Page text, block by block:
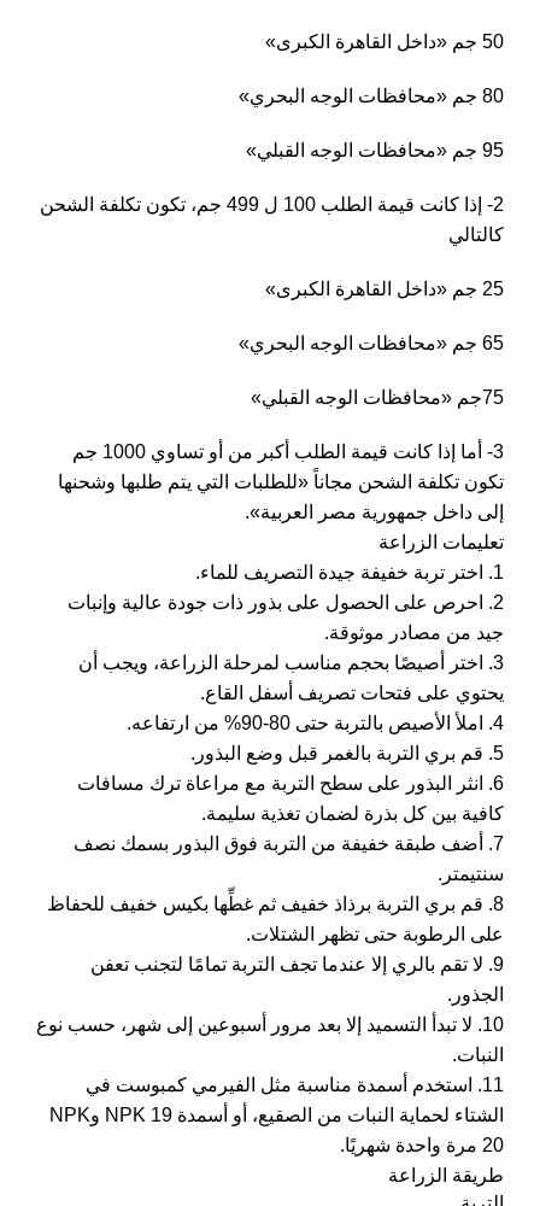
50 جم «داخل القاهرة الكبرى»
80 جم «محافظات الوجه البحري»
95 جم «محافظات الوجه القبلي»
2- إذا كانت قيمة الطلب 100 ل 499 جم، تكون تكلفة الشحن
كالتالي
25 جم «داخل القاهرة الكبرى»
65 جم «محافظات الوجه البحري»
75جم «محافظات الوجه القبلي»
3- أما إذا كانت قيمة الطلب أكبر من أو تساوي 1000 جم
تكون تكلفة الشحن مجاناً «للطلبات التي يتم طلبها وشحنها
إلى داخل جمهورية مصر العربية».
تعليمات الزراعة
1. اختر تربة خفيفة جيدة التصريف للماء.
2. احرص على الحصول على بذور ذات جودة عالية وإنبات
جيد من مصادر موثوقة.
3. اختر أصيصًا بحجم مناسب لمرحلة الزراعة، ويجب أن
يحتوي على فتحات تصريف أسفل القاع.
4. املأ الأصيص بالتربة حتى 80-90% من ارتفاعه.
5. قم بري التربة بالغمر قبل وضع البذور.
6. انثر البذور على سطح التربة مع مراعاة ترك مسافات
كافية بين كل بذرة لضمان تغذية سليمة.
7. أضف طبقة خفيفة من التربة فوق البذور بسمك نصف
سنتيمتر.
8. قم بري التربة برذاذ خفيف ثم غطِّها بكيس خفيف للحفاظ
على الرطوبة حتى تظهر الشتلات.
9. لا تقم بالري إلا عندما تجف التربة تمامًا لتجنب تعفن
الجذور.
10. لا تبدأ التسميد إلا بعد مرور أسبوعين إلى شهر، حسب نوع
النبات.
11. استخدم أسمدة مناسبة مثل الفيرمي كمبوست في
الشتاء لحماية النبات من الصقيع، أو أسمدة NPK 19 وNPK
20 مرة واحدة شهريًا.
طريقة الزراعة